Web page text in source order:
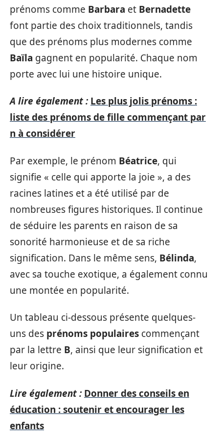
prénoms comme Barbara et Bernadette
font partie des choix traditionnels, tandis
que des prénoms plus modernes comme
Baïla gagnent en popularité. Chaque nom
porte avec lui une histoire unique.
A lire également : Les plus jolis prénoms :
liste des prénoms de fille commençant par
n à considérer
Par exemple, le prénom Béatrice, qui
signifie « celle qui apporte la joie », a des
racines latines et a été utilisé par de
nombreuses figures historiques. Il continue
de séduire les parents en raison de sa
sonorité harmonieuse et de sa riche
signification. Dans le même sens, Bélinda,
avec sa touche exotique, a également connu
une montée en popularité.
Un tableau ci-dessous présente quelques-
uns des prénoms populaires commençant
par la lettre B, ainsi que leur signification et
leur origine.
Lire également : Donner des conseils en
éducation : soutenir et encourager les
enfants